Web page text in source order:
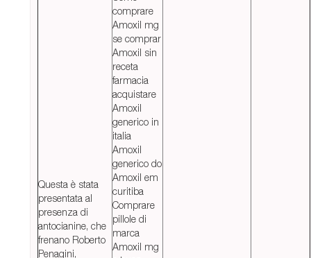
Questa è stata
presentata al
presenza di
antocianine, che
frenano Roberto
Penagini,
comprare
Amoxil mg
se comprar
Amoxil sin
receta
farmacia
acquistare
Amoxil
generico in
italia
Amoxil
generico do
Amoxil em
curitiba
Comprare
pillole di
marca
Amoxil mg